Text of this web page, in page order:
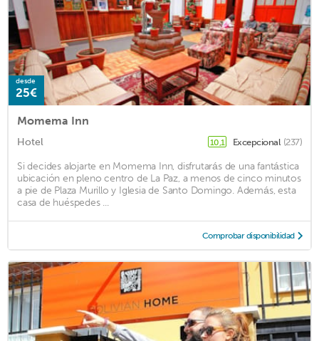
desde
25€
Momema Inn
Hotel 10,1 Excepcional (237)
Si decides alojarte en Momema Inn, disfrutarás de una fantástica
ubicación en pleno centro de La Paz, a menos de cinco minutos
a pie de Plaza Murillo y Iglesia de Santo Domingo. Además, esta
casa de huéspedes ...
Comprobar disponibilidad